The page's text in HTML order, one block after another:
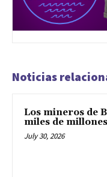
Noticias
Los mineros de
miles de
July 30, 2026